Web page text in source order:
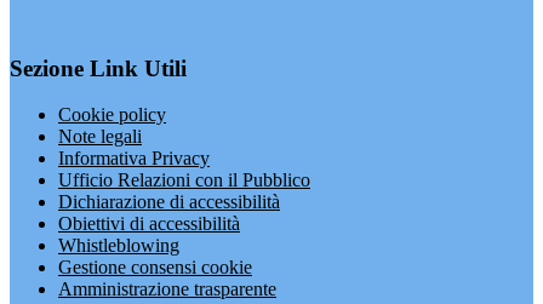
Sezione Link Utili
Cookie policy
Note legali
Informativa Privacy
Ufficio Relazioni con il Pubblico
Dichiarazione di accessibilità
Obiettivi di accessibilità
Whistleblowing
Gestione consensi cookie
Amministrazione trasparente